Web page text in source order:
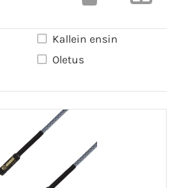
Kallein ensin
Oletus